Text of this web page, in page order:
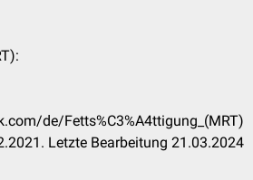
de/Fetts%C3%A4ttigung_(MRT)
Letzte Bearbeitung 21.03.2024